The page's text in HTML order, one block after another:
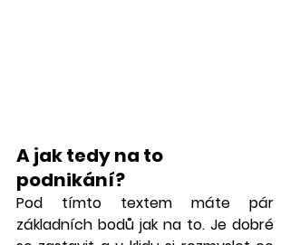
A jak tedy na to
podnikání?
Pod tímto textem máte pár
základních bodů jak na to. Je dobré